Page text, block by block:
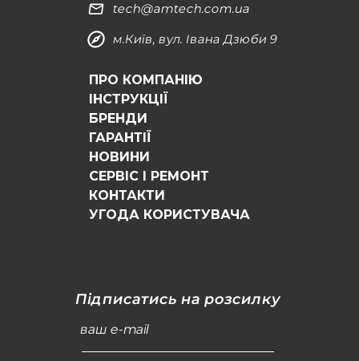
tech@amtech.com.ua
м.Київ, вул. Івана Дзюби 9
ПРО КОМПАНІЮ
ІНСТРУКЦІЇ
БРЕНДИ
ГАРАНТІЇ
НОВИНИ
СЕРВІС І РЕМОНТ
КОНТАКТИ
УГОДА КОРИСТУВАЧА
Підписатись на розсилку
ваш e-mail